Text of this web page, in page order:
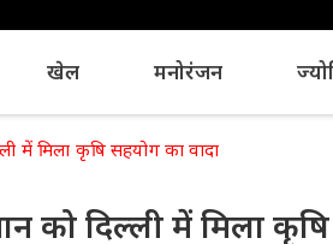
खेल मनोरंजन
में मिला कृषि सहयोग का वादा
को दिल्ली में मिला